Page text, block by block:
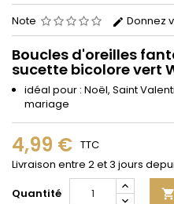
Note Donnez
Boucles d'oreilles
sucette bicolore vert
idéal pour : Noël, Saint
mariage
4,99 € TTC
Livraison entre 2 et 3 jours
Quantité
